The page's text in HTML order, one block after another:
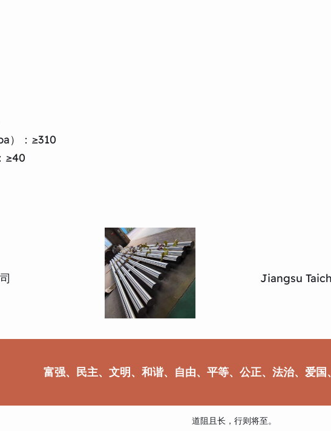
）：≥310
≥40
Jiangsu
富强、民主、文明、和谐、自由、平等、公正、法治、爱
道阻且长，行则将至。